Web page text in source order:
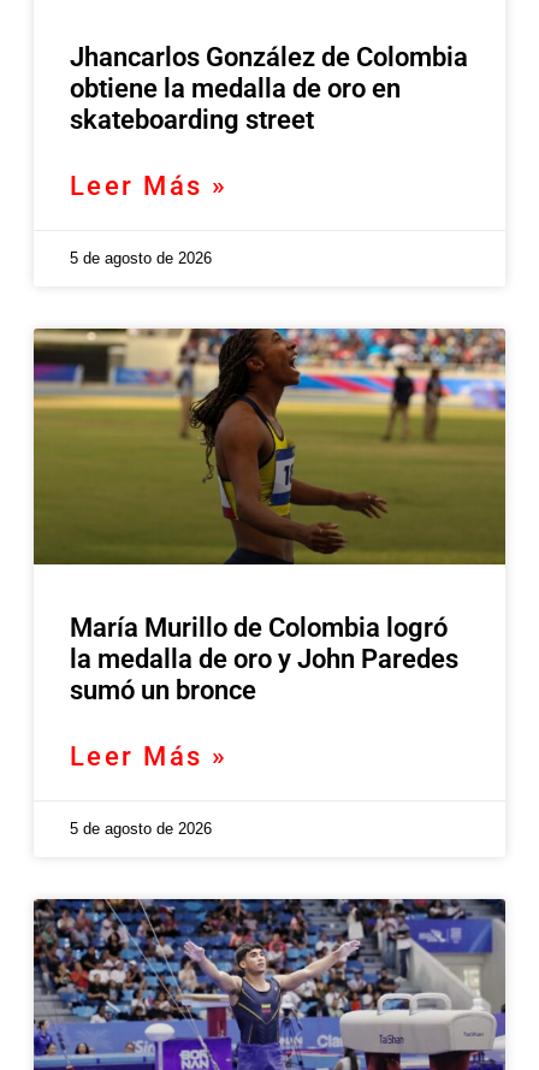
Jhancarlos González de Colombia
obtiene la medalla de oro en
skateboarding street
Leer Más »
5 de agosto de 2026
María Murillo de Colombia logró
la medalla de oro y John Paredes
sumó un bronce
Leer Más »
5 de agosto de 2026